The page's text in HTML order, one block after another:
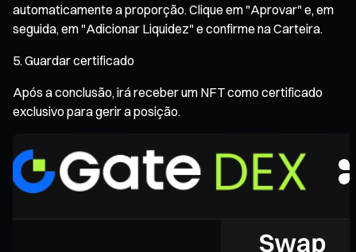
automaticamente a proporção. Clique em "Aprovar" e, em
seguida, em "Adicionar Liquidez" e confirme na Carteira.
Guardar certificado
Após a conclusão, irá receber um NFT como certificado
exclusivo para gerir a posição.